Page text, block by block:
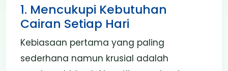
1. Mencukupi Kebutuhan
Cairan Setiap Hari
Kebiasaan pertama yang paling
sederhana namun krusial adalah